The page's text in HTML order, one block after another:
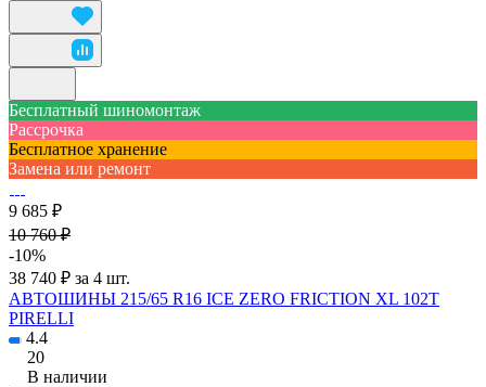
Бесплатный шиномонтаж
Рассрочка
Бесплатное хранение
Замена или ремонт
9 685 ₽
10 760 ₽
-10%
38 740 ₽ за 4 шт.
АВТОШИНЫ 215/65 R16 ICE ZERO FRICTION XL 102T
PIRELLI
4.4
20
В наличии